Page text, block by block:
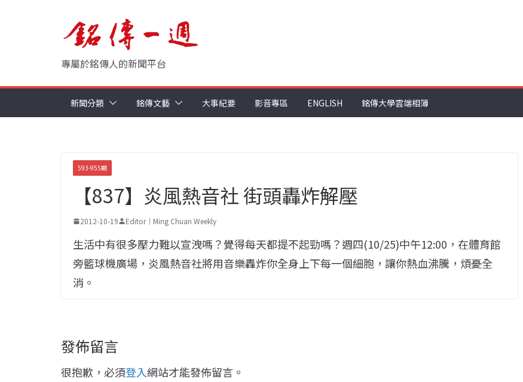
專屬於銘傳人的新聞平台
新聞分類 銘傳文藝 大事紀要 影音專區 ENGLISH 銘傳大學雲端相簿
593-955期
【837】炎風熱音社 街頭轟炸解壓
2012-10-19 Editor｜Ming Chuan Weekly
生活中有很多壓力難以宣洩嗎？覺得每天都提不起勁嗎？週四(10/25)中午12:00，在體育館
旁籃球機廣場，炎風熱音社將用音樂轟炸你全身上下每一個細胞，讓你熱血沸騰，煩憂全
消。
發佈留言
很抱歉，必須登入網站才能發佈留言。